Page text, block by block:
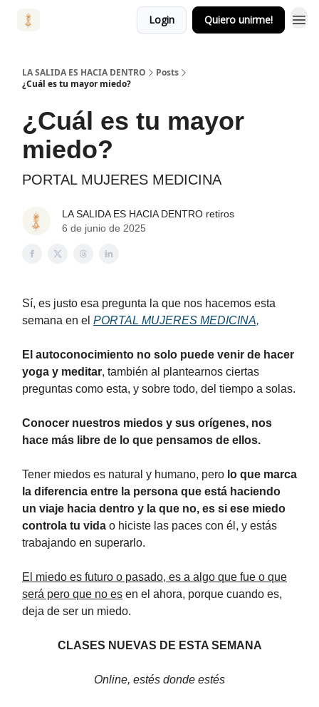
Login Quiero unirme!
LA SALIDA ES HACIA DENTRO
Posts
¿Cuál es tu mayor miedo?
¿Cuál es tu mayor
miedo?
PORTAL MUJERES MEDICINA
LA SALIDA ES HACIA DENTRO retiros
6 de junio de 2025
Sí, es justo esa pregunta la que nos hacemos esta
semana en el PORTAL MUJERES MEDICINA,
El autoconocimiento no solo puede venir de hacer
yoga y meditar, también al plantearnos ciertas
preguntas como esta, y sobre todo, del tiempo a solas.
Conocer nuestros miedos y sus orígenes, nos
hace más libre de lo que pensamos de ellos.
Tener miedos es natural y humano, pero lo que marca
la diferencia entre la persona que está haciendo
un viaje hacia dentro y la que no, es si ese miedo
controla tu vida o hiciste las paces con él, y estás
trabajando en superarlo.
El miedo es futuro o pasado, es a algo que fue o que
será pero que no es en el ahora, porque cuando es,
deja de ser un miedo.
CLASES NUEVAS DE ESTA SEMANA
Online, estés donde estés